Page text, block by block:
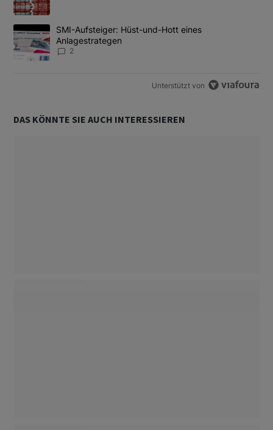
Ein Trendartikel mit dem Titel "SMI-Aufsteiger: Hüst-und-Hott
SMI-Aufsteiger: Hüst-und-Hott eines
Anlagestrategen
2
Unterstützt von
DAS KÖNNTE SIE AUCH INTERESSIEREN